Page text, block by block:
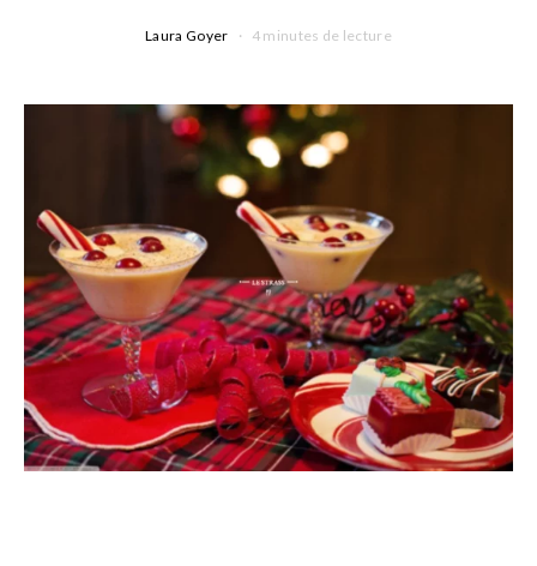
Laura Goyer 4 minutes de lecture